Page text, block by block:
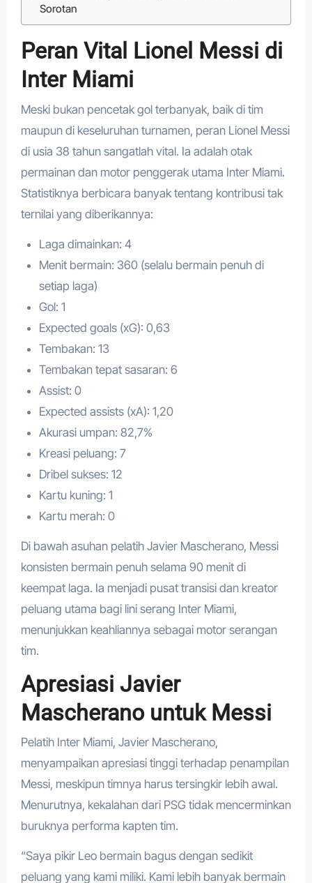
Sorotan
Peran Vital Lionel Messi di
Inter Miami
Meski bukan pencetak gol terbanyak, baik di tim
maupun di keseluruhan turnamen, peran Lionel Messi
di usia 38 tahun sangatlah vital. Ia adalah otak
permainan dan motor penggerak utama Inter Miami.
Statistiknya berbicara banyak tentang kontribusi tak
ternilai yang diberikannya:
Laga dimainkan: 4
Menit bermain: 360 (selalu bermain penuh di
setiap laga)
Gol: 1
Expected goals (xG): 0,63
Tembakan: 13
Tembakan tepat sasaran: 6
Assist: 0
Expected assists (xA): 1,20
Akurasi umpan: 82,7%
Kreasi peluang: 7
Dribel sukses: 12
Kartu kuning: 1
Kartu merah: 0
Di bawah asuhan pelatih Javier Mascherano, Messi
konsisten bermain penuh selama 90 menit di
keempat laga. Ia menjadi pusat transisi dan kreator
peluang utama bagi lini serang Inter Miami,
menunjukkan keahliannya sebagai motor serangan
tim.
Apresiasi Javier
Mascherano untuk Messi
Pelatih Inter Miami, Javier Mascherano,
menyampaikan apresiasi tinggi terhadap penampilan
Messi, meskipun timnya harus tersingkir lebih awal.
Menurutnya, kekalahan dari PSG tidak mencerminkan
buruknya performa kapten tim.
“Saya pikir Leo bermain bagus dengan sedikit
peluang yang kami miliki. Kami lebih banyak bermain